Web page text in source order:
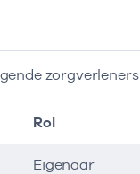
zorgverleners
Rol
Eigenaar